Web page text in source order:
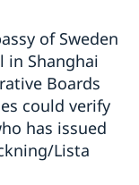
of Sweden
in Shanghai
Boards
could verify
has issued
Lista